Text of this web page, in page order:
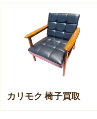
カリモク 椅子買取